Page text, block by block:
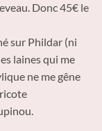
Donc 45€ le
sur Phildar (ni
laines qui me
ne me gêne